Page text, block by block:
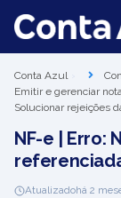
Conta Azul
Emitir e gerenciar
Solucionar rejeições
NF-e | Erro:
Atualizadohá 2